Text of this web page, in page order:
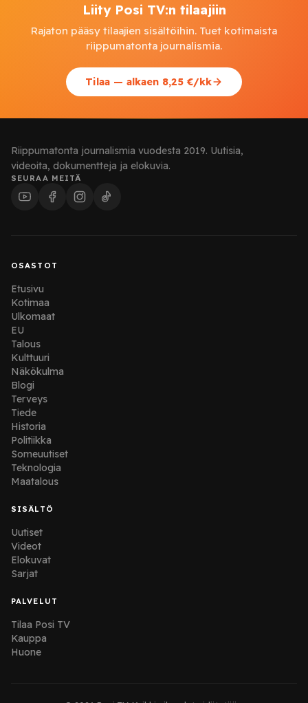
Liity Posi TV:n tilaajiin
Rajaton pääsy tilaajien sisältöihin. Tuet kotimaista
riippumatonta journalismia.
Tilaa — alkaen 8,25 €/kk
Riippumatonta journalismia vuodesta 2019. Uutisia,
videoita, dokumentteja ja elokuvia.
SEURAA MEITÄ
OSASTOT
Etusivu
Kotimaa
Ulkomaat
EU
Talous
Kulttuuri
Näkökulma
Blogi
Terveys
Tiede
Historia
Politiikka
Someuutiset
Teknologia
Maatalous
SISÄLTÖ
Uutiset
Videot
Elokuvat
Sarjat
PALVELUT
Tilaa Posi TV
Kauppa
Huone